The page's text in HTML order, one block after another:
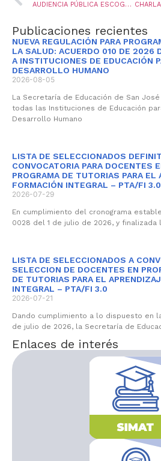
AUDIENCIA PÚBLICA ESCOGENCIA DE PLAZA CONVOCATORIAS 339 A 425 DE 2016
Publicaciones recientes
NUEVA REGULACIÓN PARA
LA SALUD: ACUERDO 010 DE 2026
A INSTITUCIONES DE EDUCACIÓN
DESARROLLO HUMANO
2026-08-05
La Secretaría de Educación de San
todas las Instituciones de Educación
Desarrollo Humano
LISTA DE SELECCIONADOS
CONVOCATORIA PARA DOCENTES
PROGRAMA DE TUTORIAS PARA EL
FORMACIÓN INTEGRAL – PTA/FI 3.0
2026-07-29
En cumplimiento del cronograma
0028 del 1 de julio de 2026, y
LISTA DE SELECCIONADOS A
SELECCION DE DOCENTES EN
DE TUTORIAS PARA EL
INTEGRAL – PTA/FI 3.0
2026-07-21
Dando cumplimiento a lo dispuesto en
de julio de 2026, la Secretaría de
Enlaces de interés